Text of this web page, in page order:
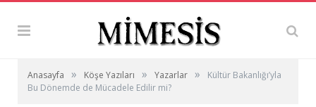
Anasayfa » Köşe Yazıları » Yazarlar »
Kültür Bakanlığı’yla
Bu Dönemde de Mücadele Edilir mi?